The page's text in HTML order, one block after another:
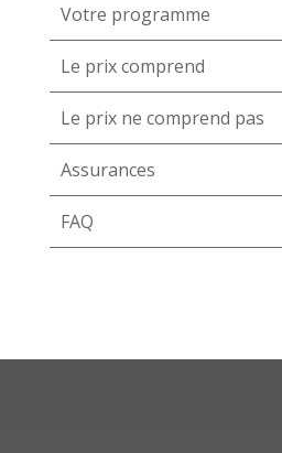
Votre programme
Le prix comprend
Le prix ne comprend pas
Assurances
FAQ